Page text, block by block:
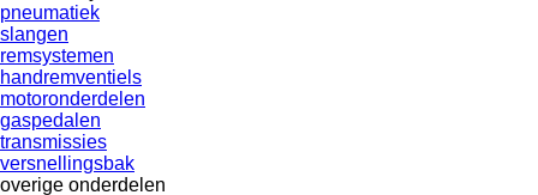
pneumatiek
slangen
remsystemen
handremventiels
motoronderdelen
gaspedalen
transmissies
versnellingsbak
overige onderdelen